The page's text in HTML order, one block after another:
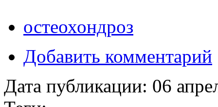
остеохондроз
Добавить комментарий
Дата публикации: 06